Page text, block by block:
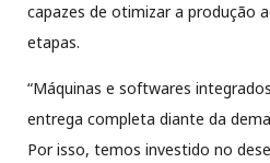
capazes de otimizar a produção
etapas.
“Máquinas e softwares
entrega completa diante da
Por isso, temos investido no